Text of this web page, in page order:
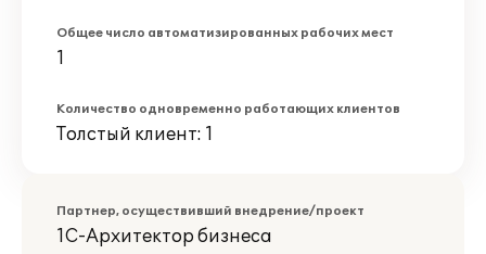
Общее число автоматизированных рабочих мест
1
Количество одновременно работающих клиентов
Толстый клиент: 1
Партнер, осуществивший внедрение/проект
1С-Архитектор бизнеса